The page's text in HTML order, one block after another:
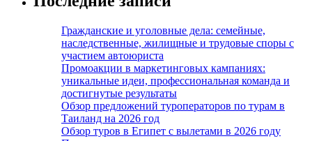
Гражданские и уголовные дела: семейные,
наследственные, жилищные и трудовые споры с
участием автоюриста
Промоакции в маркетинговых кампаниях:
уникальные идеи, профессиональная команда и
достигнутые результаты
Обзор предложений туроператоров по турам в
Таиланд на 2026 год
Обзор туров в Египет с вылетами в 2026 году